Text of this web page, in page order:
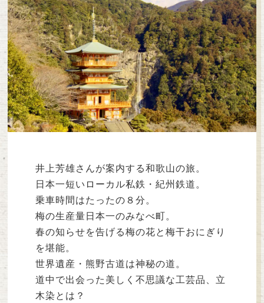
井上芳雄さんが案内する和歌山の旅。
日本一短いローカル私鉄・紀州鉄道。
乗車時間はたったの８分。
梅の生産量日本一のみなべ町。
春の知らせを告げる梅の花と梅干おにぎり
を堪能。
世界遺産・熊野古道は神秘の道。
道中で出会った美しく不思議な工芸品、立
木染とは？